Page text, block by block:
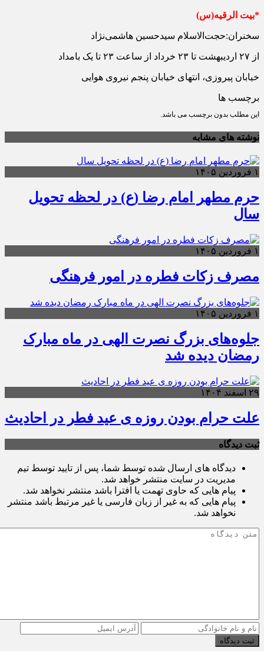
*بیت الرقیه(س)
سخنران:حجت‌الاسلام سیدحسین هاشمی‌نژاد
از ۲۷ اردیبهشت تا ۲۳ خرداد از ساعت ۲۳ تا یک بامداد
خیابان پیروزی، انتهای خیابان پنجم نیروی هوایی
برچسب ها
این مطلب بدون برچسب می باشد.
نوشته های مشابه
۱ فروردین ۱۴۰۵
حرم مطهر امام رضا (ع) در لحظه تحویل
سال
۱ فروردین ۱۴۰۵
مصرف زکات فطره در امور فرهنگی
۱ فروردین ۱۴۰۵
جلوه‌های بزرگ نصرت الهی در ماه مبارک
رمضان دیده شد
۲۹ اسفند ۱۴۰۴
علت حرام بودن روزه ی عید فطر در احادیث
ثبت دیدگاه
دیدگاه های ارسال شده توسط شما، پس از تایید توسط تیم
مدیریت در سایت منتشر خواهد شد.
پیام هایی که حاوی تهمت یا افترا باشد منتشر نخواهد شد.
پیام هایی که به غیر از زبان فارسی یا غیر مرتبط باشد منتشر
نخواهد شد.
ثبت دیدگاه